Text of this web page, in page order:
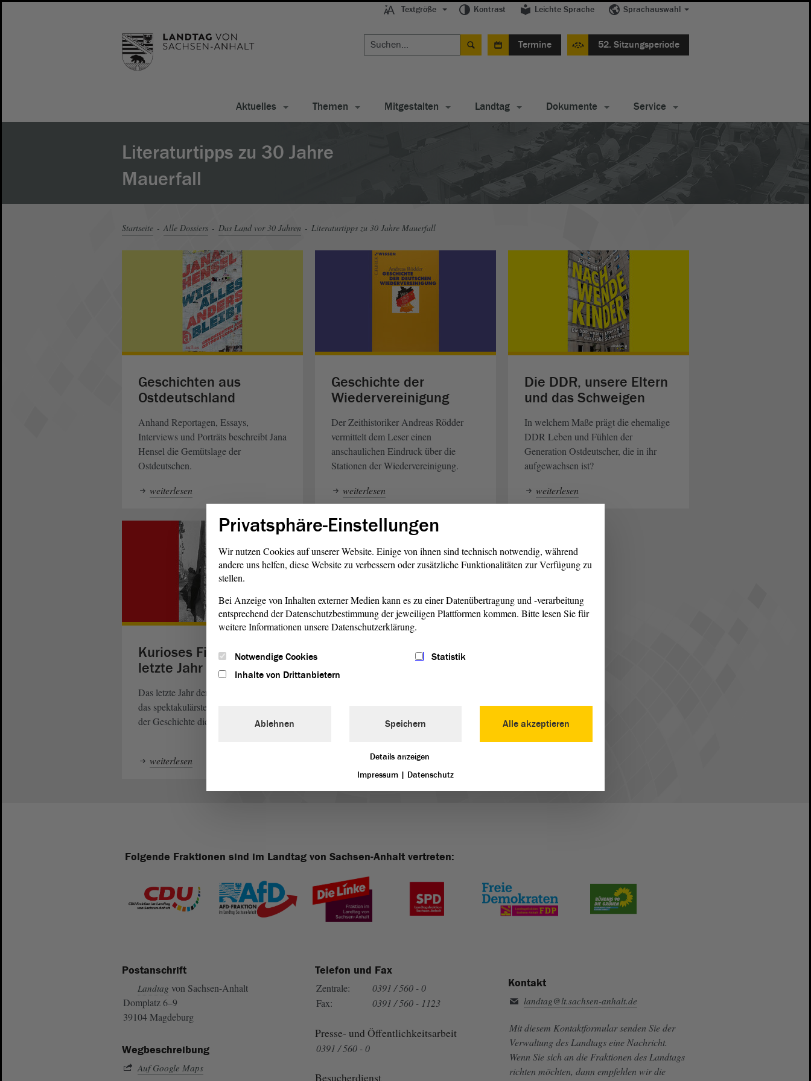
Textgröße Kontrast Leichte Sprache Sprachauswahl
Termine 52. Sitzungsperiode
Aktuelles Themen Mitgestalten Landtag Dokumente Service
Literaturtipps zu 30 Jahre
Mauerfall
Startseite Alle Dossiers Das Land vor 30 Jahren Literaturtipps zu 30 Jahre Mauerfall
Geschichten aus
Ostdeutschland
Anhand Reportagen, Essays,
Interviews und Porträts beschreibt Jana
Hensel die Gemütslage der
Ostdeutschen.
weiterlesen
Geschichte der
Wiedervereinigung
Der Zeithistoriker Andreas Rödder
vermittelt dem Leser einen
anschaulichen Eindruck über die
Stationen der Wiedervereinigung.
weiterlesen
Die DDR, unsere Eltern
und das Schweigen
In welchem Maße prägt die ehemalige
DDR Leben und Fühlen der
Generation Ostdeutscher, die in ihr
aufgewachsen ist?
weiterlesen
Kurioses Finale: Das
letzte Jahr der DDR
Das letzte Jahr der DDR ist zugleich
das spektakulärste und spannendste in
der Geschichte dieses Landes.
weiterlesen
Folgende Fraktionen sind im Landtag von Sachsen-Anhalt vertreten:
Postanschrift
Landtag von Sachsen-Anhalt
Domplatz 6–9
39104 Magdeburg
Wegbeschreibung
Auf Google Maps
Telefon und Fax
Zentrale:
0391 / 560 - 0
Fax:
0391 / 560 - 1123
Presse- und Öffentlichkeitsarbeit
0391 / 560 - 0
Besucherdienst
Kontakt
landtag@lt.sachsen-anhalt.de
Mit diesem Kontaktformular senden Sie der
Verwaltung des Landtags eine Nachricht.
Wenn Sie sich an die Fraktionen des Landtags
richten möchten, dann empfehlen wir die
Privatsphäre-Einstellungen
Wir nutzen Cookies auf unserer Website. Einige von ihnen sind technisch notwendig, während
andere uns helfen, diese Website zu verbessern oder zusätzliche Funktionalitäten zur Verfügung zu
stellen.
Bei Anzeige von Inhalten externer Medien kann es zu einer Datenübertragung und -verarbeitung
entsprechend der Datenschutzbestimmung der jeweiligen Plattformen kommen. Bitte lesen Sie für
weitere Informationen unsere Datenschutzerklärung.
Notwendige Cookies
Statistik
Inhalte von Drittanbietern
Alle akzeptieren
Ablehnen Speichern
Details anzeigen
Impressum | Datenschutz